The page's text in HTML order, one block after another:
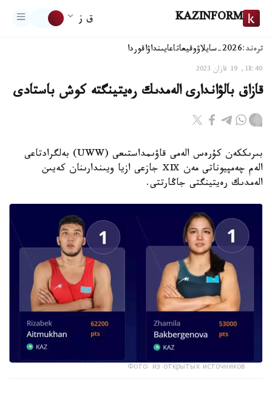
KAZINFORM ق ز
ترەند:2026-سايلاۋ وقيعاتاعايىنداۋاقوردا
18:40, 19 قازان 2023
قازاق بالۋاندارى الەمدىك رەيتينگتە كوش باستادى
بىرىككەن كۇرەس الەمى قاۋىمداستىعى (UWW) بەلگرادتاعى
الەم چەمپيوناتى مەن ⅩⅨ جازعى ازيا ويىندارىنان كەيىن
الەمدىك رەيتينگتى جاڭارتتى.
Фото: из открытых источников